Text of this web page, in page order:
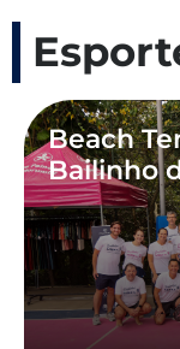
Beach
Bailinho